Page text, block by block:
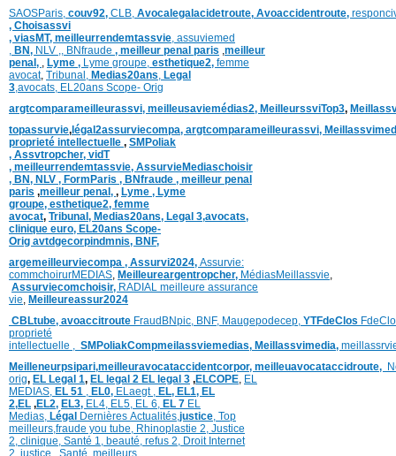
SAOSParis, couv92, CLB, Avocalegalacidetroute, Avoaccidentroute,
, Choisassvi
, viasMT, meilleurrendemtassvie, assuviemed
, BN, NLV ,, BNfraude , meilleur penal paris ,meilleur
penal, , Lyme , Lyme groupe, esthetique2, femme
avocat, Tribunal, Medias20ans, Legal
3,avocats, EL20ans Scope- Orig
argtcomparameilleurassvi, meilleusaviemédias2, MeilleurssviTop3,
topassurvie, légal2assurviecompa, argtcomparameilleurassvi,
proprieté intellectuelle , SMPoliak
, Assvtropcher, vidT
, meilleurrendemtassvie, AssurvieMediaschoisir
, BN, NLV , FormParis , BNfraude , meilleur penal
paris ,meilleur penal, , Lyme , Lyme
groupe, esthetique2, femme
avocat, Tribunal, Medias20ans, Legal 3,avocats,
clinique euro, EL20ans Scope-
Orig avtdgecorpindmnis, BNF,
argemeilleurviecompa , Assurvi2024, Assurvie:
commchoirurMEDIAS, Meilleureargentropcher, MédiasMeillassvie,
Assurviecomchoisir, RADIAL meilleure assurance
vie, Meilleureassur2024
CBLtube, avoaccitroute FraudBNpic, BNF, Maugepodecep, YTFdeClos
proprieté
intellectuelle , SMPoliakCompmeilassviemedias, Meillassvimedia,
Meilleneurpsipari,meilleuravocataccidentcorpor, meilleuavocataccidroute,
orig, EL Legal 1, EL legal 2 EL legal 3 ,ELCOPE, EL
MEDIAS, EL 51 , EL0, ELaegt , EL, EL1, EL
2,EL ,EL2, EL3, EL4, EL5, EL 6, EL 7 EL
Medias, Légal Dernières Actualités,justice, Top
meilleurs,fraude you tube, Rhinoplastie 2, Justice
2, clinique, Santé 1, beauté, refus 2, Droit Internet
2 justice , Santé , meilleurs